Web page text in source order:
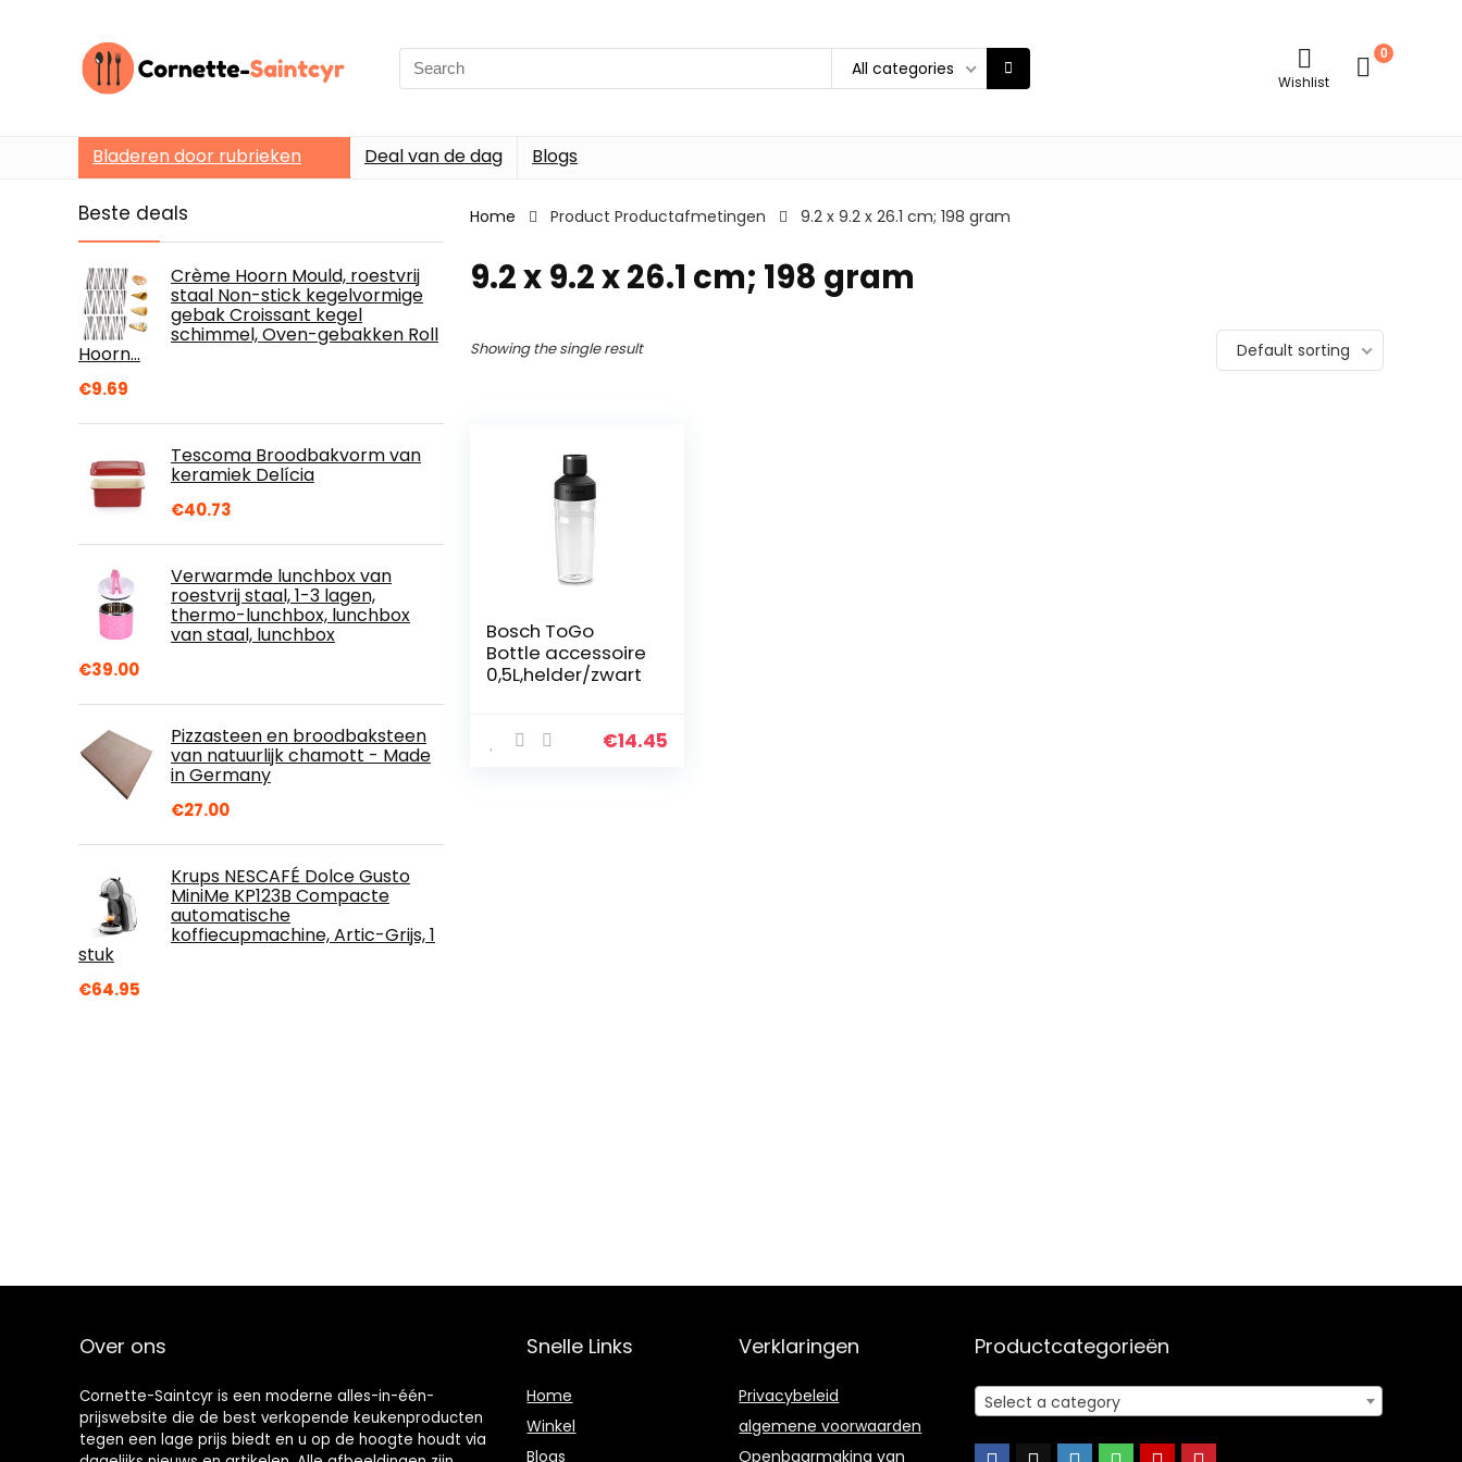
Search
for:
All categories
Wishlist
0
Bladeren door rubrieken Deal van de dag Blogs
Beste deals
Crème Hoorn Mould, roestvrij
staal Non-stick kegelvormige
gebak Croissant kegel
schimmel, Oven-gebakken Roll
Hoorn…
€9.69
Tescoma Broodbakvorm van
keramiek Delícia
€40.73
Verwarmde lunchbox van
roestvrij staal, 1-3 lagen,
thermo-lunchbox, lunchbox
van staal, lunchbox
€39.00
Pizzasteen en broodbaksteen
van natuurlijk chamott - Made
in Germany
€27.00
Krups NESCAFÉ Dolce Gusto
MiniMe KP123B Compacte
automatische
koffiecupmachine, Artic-Grijs, 1
stuk
€64.95
Home Product Productafmetingen 9.2 x 9.2 x 26.1 cm; 198 gram
9.2 x 9.2 x 26.1 cm; 198 gram
Showing the single result Default sorting
Bosch ToGo
Bottle accessoire
0,5L,helder/zwart
€14.45
Over ons
Cornette-Saintcyr is een moderne alles-in-één-
prijswebsite die de best verkopende keukenproducten
tegen een lage prijs biedt en u op de hoogte houdt via
Snelle Links
Home
Winkel
Blogs
Verklaringen
Privacybeleid
algemene voorwaarden
Openbaarmaking van
Productcategorieën
Select a category